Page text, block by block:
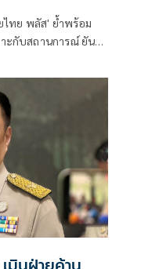
ไทย พลัส' ย้ำพร้อม
ะกับสถานการณ์ ยัน